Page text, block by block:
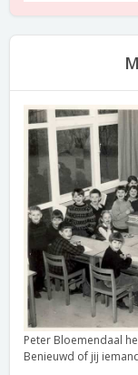
Peter Bloemendaal
Benieuwd of jij